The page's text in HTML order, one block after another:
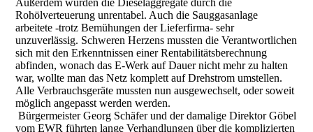
Außerdem wurden die Dieselaggregate durch die
Rohölverteuerung unrentabel. Auch die Sauggasanlage
arbeitete -trotz Bemühungen der Lieferfirma- sehr
unzuverlässig. Schweren Herzens mussten die Verantwortlichen
sich mit den Erkenntnissen einer Rentabilitätsberechnung
abfinden, wonach das E-Werk auf Dauer nicht mehr zu halten
war, wollte man das Netz komplett auf Drehstrom umstellen.
Alle Verbrauchsgeräte mussten nun ausgewechselt, oder soweit
möglich angepasst werden werden.
Bürgermeister Georg Schäfer und der damalige Direktor Göbel
vom EWR führten lange Verhandlungen über die komplizierten